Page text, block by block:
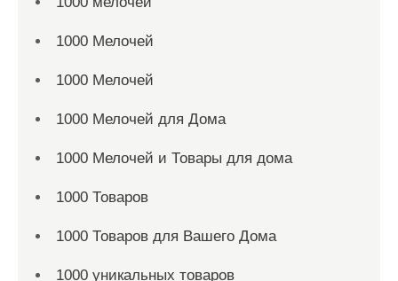
1000 Мелочей
1000 Мелочей
1000 Мелочей для Дома
1000 Мелочей и Товары для дома
1000 Товаров
1000 Товаров для Вашего Дома
1000 уникальных товаров